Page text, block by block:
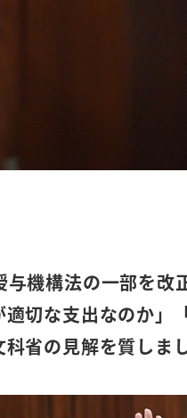
機構法の一部を
切な支出なのか」
省の見解を質しまし